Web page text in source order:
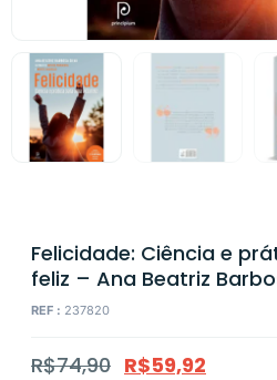
Felicidade: Ciência e
feliz – Ana Beatriz
REF : 237820
R$74,90 R$59,92